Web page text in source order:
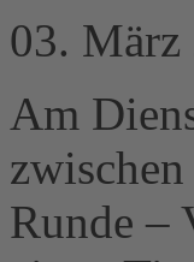
03.
Am
Runde –